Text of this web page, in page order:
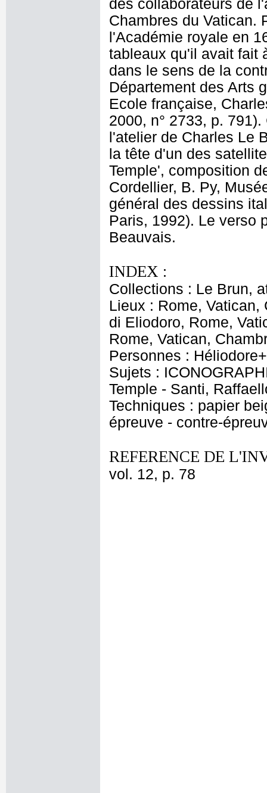
des collaborateurs de
Chambres du Vatican.
l'Académie royale en
tableaux qu'il avait fait
dans le sens de la
Département des Arts
Ecole française,
2000, n° 2733, p.
l'atelier de Charles Le
la tête d'un des
Temple', composition
Cordellier, B. Py,
général des dessins
Paris, 1992). Le verso
Beauvais.
INDEX :
Collections : Le Brun,
Lieux : Rome,
di Eliodoro, Rome,
Rome, Vatican,
Personnes : Héliodore+
Sujets :
Temple - Santi,
Techniques : papier
épreuve - contre-
REFERENCE DE
vol. 12, p. 78